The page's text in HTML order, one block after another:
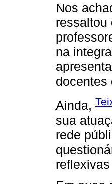
Nos
ressaltou
na
docentes
Ainda,
sua
rede